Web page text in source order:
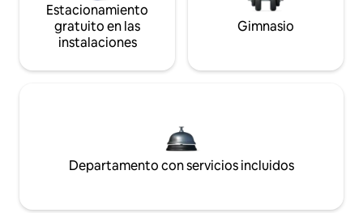
Estacionamiento
gratuito en las
instalaciones
Gimnasio
Departamento con servicios incluidos